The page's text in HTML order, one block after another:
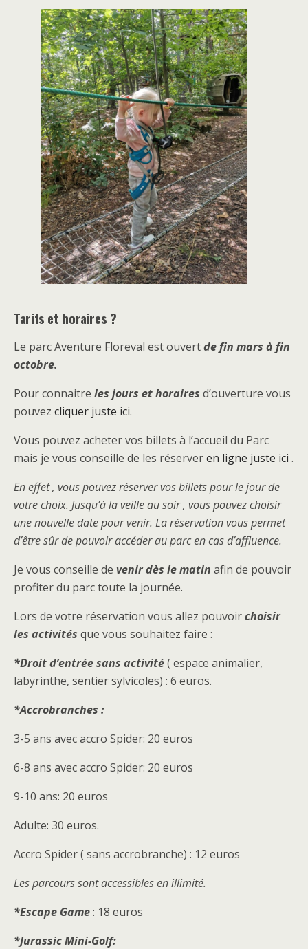
Tarifs et horaires ?
Le parc Aventure Floreval est ouvertde fin mars à fin
octobre.
Pour connaitre les jours et horaires d’ouverture vous
pouvez cliquer juste ici.
Vous pouvez acheter vos billets à l’accueil du Parc
mais je vous conseille de les réserveren ligne juste ici .
En effet , vous pouvez réserver vos billets pour le jour de
votre choix. Jusqu’à la veille au soir , vous pouvez choisir
une nouvelle date pour venir. La réservation vous permet
d’être sûr de pouvoir accéder au parc en cas d’affluence.
Je vous conseille de venir dès le matin afin de pouvoir
profiter du parc toute la journée.
Lors de votre réservation vous allez pouvoirchoisir
les activités que vous souhaitez faire :
*Droit d’entrée sans activité( espace animalier,
labyrinthe, sentier sylvicoles) : 6 euros.
*Accrobranches :
3-5 ans avec accro Spider: 20 euros
6-8 ans avec accro Spider: 20 euros
9-10 ans: 20 euros
Adulte: 30 euros.
Accro Spider ( sans accrobranche) : 12 euros
Les parcours sont accessibles en illimité.
*Escape Game: 18 euros
*Jurassic Mini-Golf: